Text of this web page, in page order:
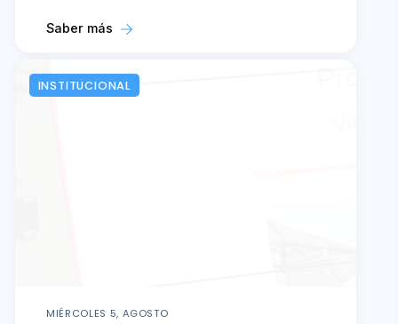
Saber más
INSTITUCIONAL
MIÉRCOLES 5, AGOSTO